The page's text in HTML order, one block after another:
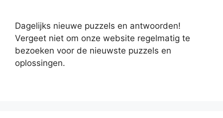
Dagelijks nieuwe puzzels en antwoorden!
Vergeet niet om onze website regelmatig te
bezoeken voor de nieuwste puzzels en
oplossingen.